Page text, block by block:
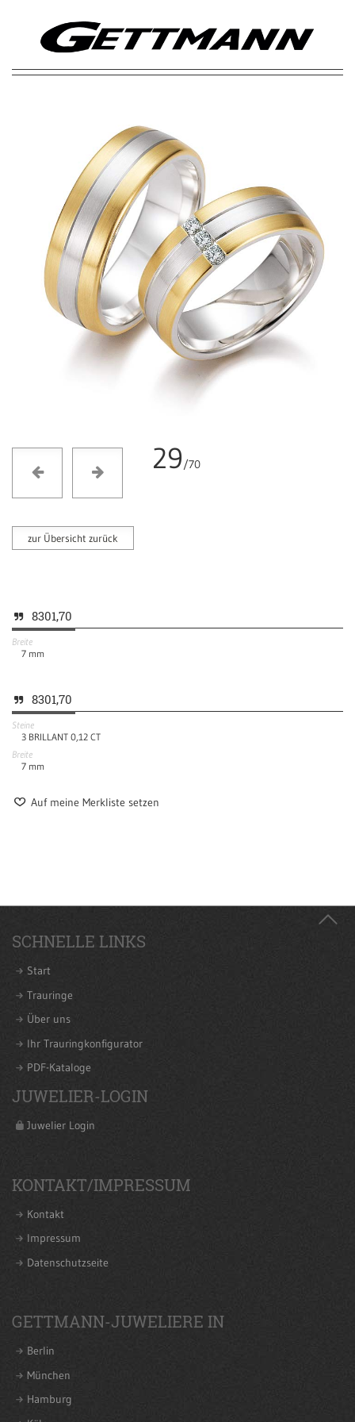
29/70
zur Übersicht zurück
8301,70
Breite
7 mm
8301,70
Steine
3 BRILLANT 0,12 CT
Breite
7 mm
Auf meine Merkliste setzen
SCHNELLE LINKS
Start
Trauringe
Über uns
Ihr Trauringkonfigurator
PDF-Kataloge
JUWELIER-LOGIN
Juwelier Login
KONTAKT/IMPRESSUM
Kontakt
Impressum
Datenschutzseite
GETTMANN-JUWELIERE IN
Berlin
München
Hamburg